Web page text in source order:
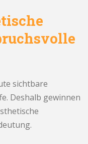
sichtbare
Deshalb gewinnen